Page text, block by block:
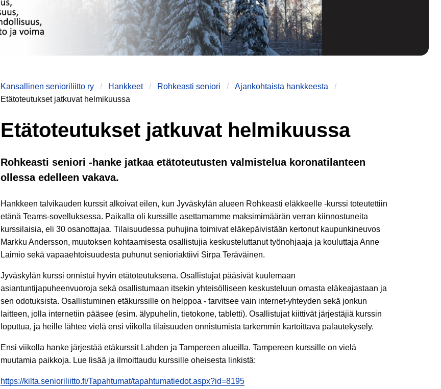
Kansallinen senioriliitto ry Hankkeet Rohkeasti seniori
Ajankohtaista hankkeesta
Etätoteutukset jatkuvat helmikuussa
Etätoteutukset jatkuvat helmikuussa
Rohkeasti seniori -hanke jatkaa etätoteutusten valmistelua koronatilanteen
ollessa edelleen vakava.
Hankkeen talvikauden kurssit alkoivat eilen, kun Jyväskylän alueen Rohkeasti eläkkeelle -kurssi toteutettiin
etänä Teams-sovelluksessa. Paikalla oli kurssille asettamamme maksimimäärän verran kiinnostuneita
kurssilaisia, eli 30 osanottajaa. Tilaisuudessa puhujina toimivat eläkepäivistään kertonut kaupunkineuvos
Markku Andersson, muutoksen kohtaamisesta osallistujia keskusteluttanut työnohjaaja ja kouluttaja Anne
Laimio sekä vapaaehtoisuudesta puhunut senioriaktiivi Sirpa Teräväinen.
Jyväskylän kurssi onnistui hyvin etätoteutuksena. Osallistujat pääsivät kuulemaan
asiantuntijapuheenvuoroja sekä osallistumaan itsekin yhteisölliseen keskusteluun omasta eläkeajastaan ja
sen odotuksista. Osallistuminen etäkurssille on helppoa - tarvitsee vain internet-yhteyden sekä jonkun
laitteen, jolla internetiin pääsee (esim. älypuhelin, tietokone, tabletti). Osallistujat kiittivät järjestäjiä kurssin
loputtua, ja heille lähtee vielä ensi viikolla tilaisuuden onnistumista tarkemmin kartoittava palautekysely.
Ensi viikolla hanke järjestää etäkurssit Lahden ja Tampereen alueilla. Tampereen kurssille on vielä
muutamia paikkoja. Lue lisää ja ilmoittaudu kurssille oheisesta linkistä:
https://kilta.senioriliitto.fi/Tapahtumat/tapahtumatiedot.aspx?id=8195